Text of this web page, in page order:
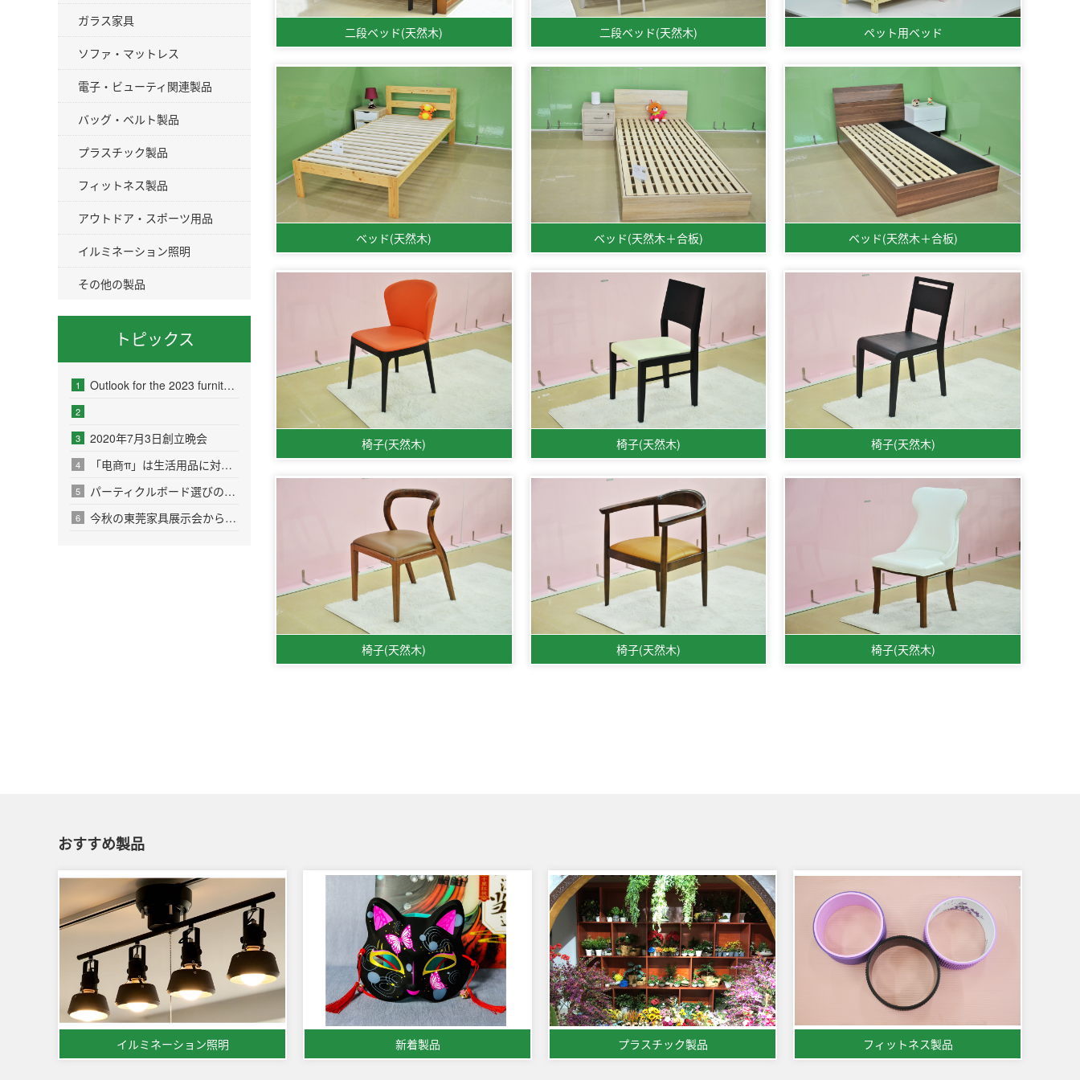
ガラス家具
ソファ・マットレス
電子・ビューティ関連製品
バッグ・ベルト製品
プラスチック製品
フィットネス製品
アウトドア・スポーツ用品
イルミネーション照明
その他の製品
トピックス
1 Outlook for the 2023 furniture industry
2
3 2020年7月3日創立晩会
4 「电商π」は生活用品に対しての新しいビジネススタイルを構築し、ネット販売の新消費形態を開拓する。
5 パーティクルボード選びの秘訣
6 今秋の東莞家具展示会から見る、業界内の大変化。
二段ベッド(天然木) 二段ベッド(天然木) ペット用ベッド
ベッド(天然木) ベッド(天然木＋合板) ベッド(天然木＋合板)
椅子(天然木) 椅子(天然木) 椅子(天然木)
椅子(天然木) 椅子(天然木) 椅子(天然木)
おすすめ製品
イルミネーション照明 新着製品 プラスチック製品 フィットネス製品